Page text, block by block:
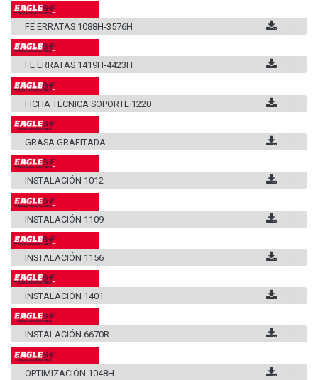
FE ERRATAS 1088H-3576H
FE ERRATAS 1419H-4423H
FICHA TÉCNICA SOPORTE 1220
GRASA GRAFITADA
INSTALACIÓN 1012
INSTALACIÓN 1109
INSTALACIÓN 1156
INSTALACIÓN 1401
INSTALACIÓN 6670R
OPTIMIZACIÓN 1048H